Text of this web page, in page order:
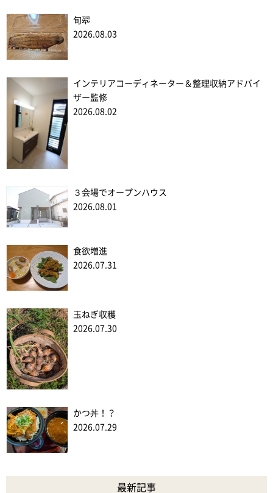
旬翆
2026.08.03
インテリアコーディネーター＆整理収納アドバイ
ザー監修
2026.08.02
３会場でオープンハウス
2026.08.01
食欲増進
2026.07.31
玉ねぎ収穫
2026.07.30
かつ丼！？
2026.07.29
最新記事